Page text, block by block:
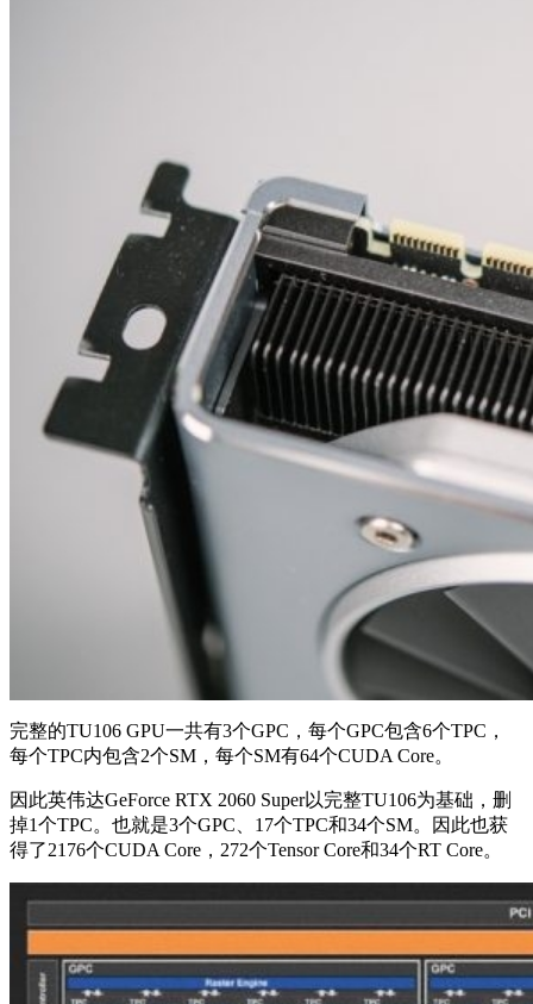
完整的TU106 GPU一共有3个GPC，每个GPC包含6个TPC，
每个TPC内包含2个SM，每个SM有64个CUDA Core。
因此英伟达GeForce RTX 2060 Super以完整TU106为基础，删
掉1个TPC。也就是3个GPC、17个TPC和34个SM。因此也获
得了2176个CUDA Core，272个Tensor Core和34个RT Core。